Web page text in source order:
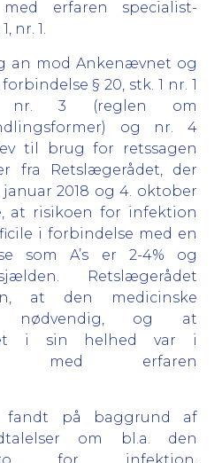
med erfaren specialist-
nr. 1.
an mod Ankenævnet og
§ 20, stk. 1 nr. 1
nr. 3 (reglen om
og nr. 4
til brug for retssagen
fra Retslægerådet, der
2018 og 4. oktober
at risikoen for infektion
i forbindelse med en
som A’s er 2-4% og
Retslægerådet
at den medicinske
nødvendig, og at
i sin helhed var i
med erfaren
fandt på baggrund af
om bl.a. den
for infektion,